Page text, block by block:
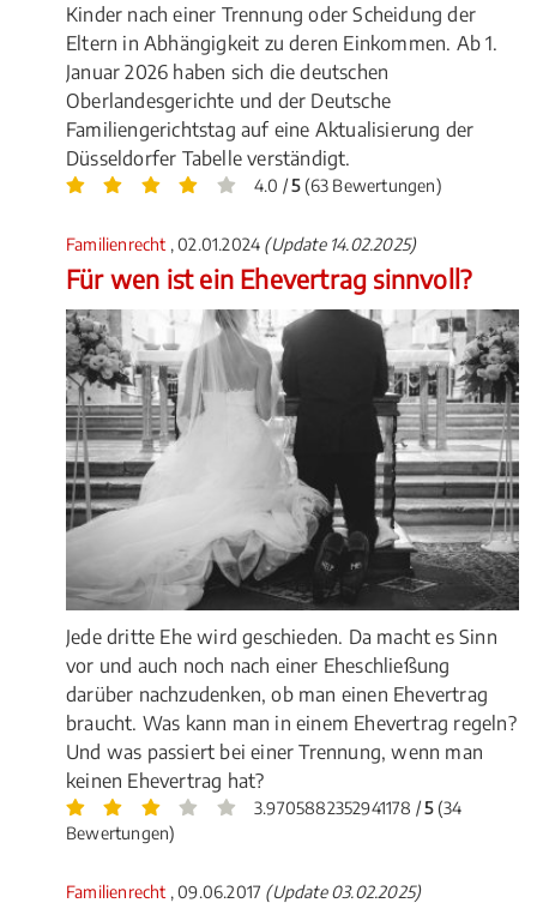
Kinder nach einer Trennung oder Scheidung der
Eltern in Abhängigkeit zu deren Einkommen. Ab 1.
Januar 2026 haben sich die deutschen
Oberlandesgerichte und der Deutsche
Familiengerichtstag auf eine Aktualisierung der
Düsseldorfer Tabelle verständigt.
4.0 /5(63 Bewertungen)
Familienrecht , 02.01.2024 (Update 14.02.2025)
Für wen ist ein Ehevertrag sinnvoll?
Jede dritte Ehe wird geschieden. Da macht es Sinn
vor und auch noch nach einer Eheschließung
darüber nachzudenken, ob man einen Ehevertrag
braucht. Was kann man in einem Ehevertrag regeln?
Und was passiert bei einer Trennung, wenn man
keinen Ehevertrag hat?
3.9705882352941178 /5(34
Bewertungen)
Familienrecht , 09.06.2017 (Update 03.02.2025)